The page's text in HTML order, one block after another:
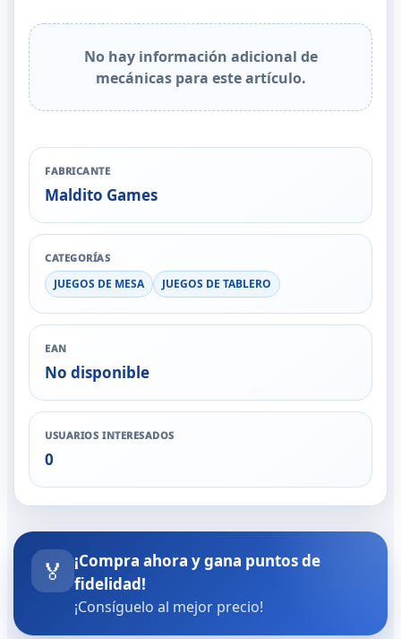
No hay información adicional de
mecánicas para este artículo.
FABRICANTE
Maldito Games
CATEGORÍAS
JUEGOS DE MESA JUEGOS DE TABLERO
EAN
No disponible
USUARIOS INTERESADOS
0
🏅
¡Compra ahora y gana puntos de
fidelidad!
¡Consíguelo al mejor precio!